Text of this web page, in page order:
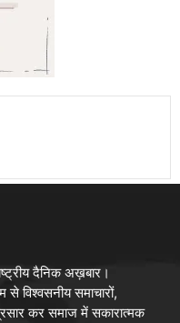
दैनिक अख़बार।
विश्वसनीय समाचारों,
कर समाज में सकारात्मक